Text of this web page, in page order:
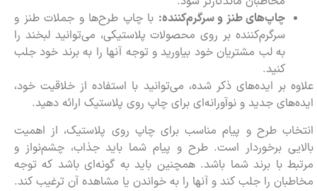
چاپ‌های طنز و سرگرم‌کننده: با چاپ طرح‌ها و جملات طنز و
سرگرم‌کننده بر روی محصولات پلاستیکی، می‌توانید لبخند را
به لب مشتریان خود بیاورید و توجه آنها را به برند خود جلب
کنید.
علاوه بر ایده‌های ذکر شده، می‌توانید با استفاده از خلاقیت خود،
ایده‌های جدید و نوآورانه‌ای برای چاپ روی پلاستیک ارائه دهید.
انتخاب طرح و پیام مناسب برای چاپ روی پلاستیک، از اهمیت
بالایی برخوردار است. طرح و پیام شما باید جذاب، چشم‌نواز و
مرتبط با برند شما باشد. همچنین باید به گونه‌ای باشد که توجه
مخاطبان را جلب کند و آنها را به خواندن یا مشاهده آن ترغیب کند.